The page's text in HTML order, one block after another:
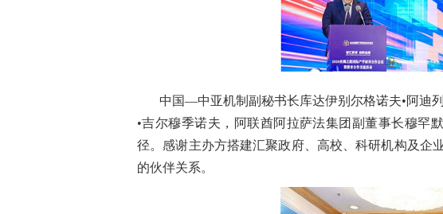
中国—中亚机制副秘书长库达伊别尔格诺夫•阿迪
•吉尔穆季诺夫，阿联酋阿拉萨法集团副董事长穆罕
径。感谢主办方搭建汇聚政府、高校、科研机构及企
的伙伴关系。